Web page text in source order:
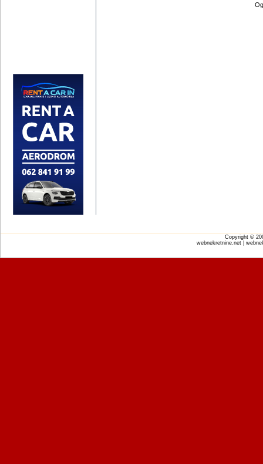
Copyright ©
webnekretnine.net |